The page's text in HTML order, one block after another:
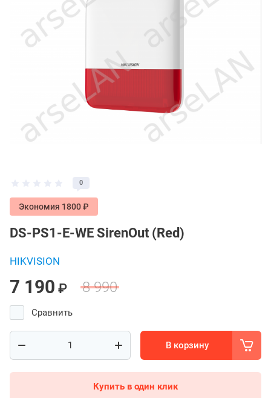
0
Экономия 1800 ₽
DS-PS1-E-WE SirenOut (Red)
HIKVISION
8 990
7 190 ₽
Сравнить
В корзину
Купить в один клик